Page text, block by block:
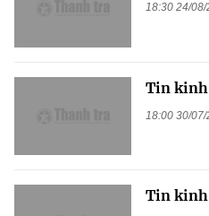
18:30 24/
Tin kinh
18:00 30/
Tin